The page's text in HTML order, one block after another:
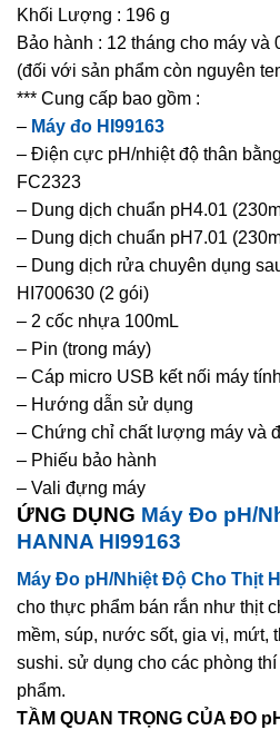
Khối Lượng : 196 g
Bảo hành : 12 tháng cho máy và
(đối với sản phẩm còn nguyên
*** Cung cấp bao gồm :
– Máy đo HI99163
– Điện cực pH/nhiệt độ thân
FC2323
– Dung dịch chuẩn pH4.01
– Dung dịch chuẩn pH7.01
– Dung dịch rửa chuyên dụng
HI700630 (2 gói)
– 2 cốc nhựa 100mL
– Pin (trong máy)
– Cáp micro USB kết nối máy tính
– Hướng dẫn sử dụng
– Chứng chỉ chất lượng máy và
– Phiếu bảo hành
– Vali đựng máy
ỨNG DỤNG Máy Đo pH/
HANNA HI99163
Máy Đo pH/Nhiệt Độ Cho Thịt
cho thực phẩm bán rắn như thịt
mềm, súp, nước sốt, gia vị, mứt,
sushi. sử dụng cho các phòng
phẩm.
TẦM QUAN TRỌNG CỦA ĐO